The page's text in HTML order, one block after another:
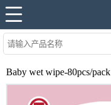
Baby wet wipe-80pcs/pack